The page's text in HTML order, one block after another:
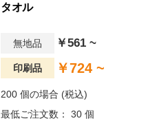
タオル
無地品 ￥561 ~
印刷品 ￥724 ~
200 個の場合 (税込)
最低ご注文数： 30 個